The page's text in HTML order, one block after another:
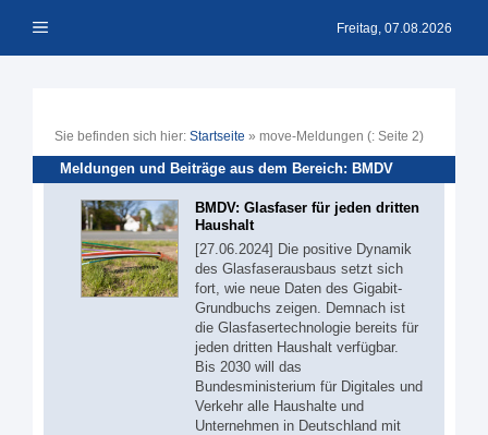
Inhalt Menü Freitag, 07.08.2026
Sie befinden sich hier: Startseite » move-Meldungen (: Seite 2)
Meldungen und Beiträge aus dem Bereich: BMDV
BMDV: Glasfaser für jeden dritten
Haushalt
[27.06.2024] Die positive Dynamik
des Glasfaserausbaus setzt sich
fort, wie neue Daten des Gigabit-
Grundbuchs zeigen. Demnach ist
die Glasfasertechnologie bereits für
jeden dritten Haushalt verfügbar.
Bis 2030 will das
Bundesministerium für Digitales und
Verkehr alle Haushalte und
Unternehmen in Deutschland mit